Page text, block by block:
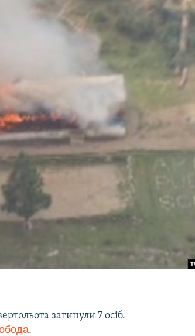
загинули 7 осіб.
.